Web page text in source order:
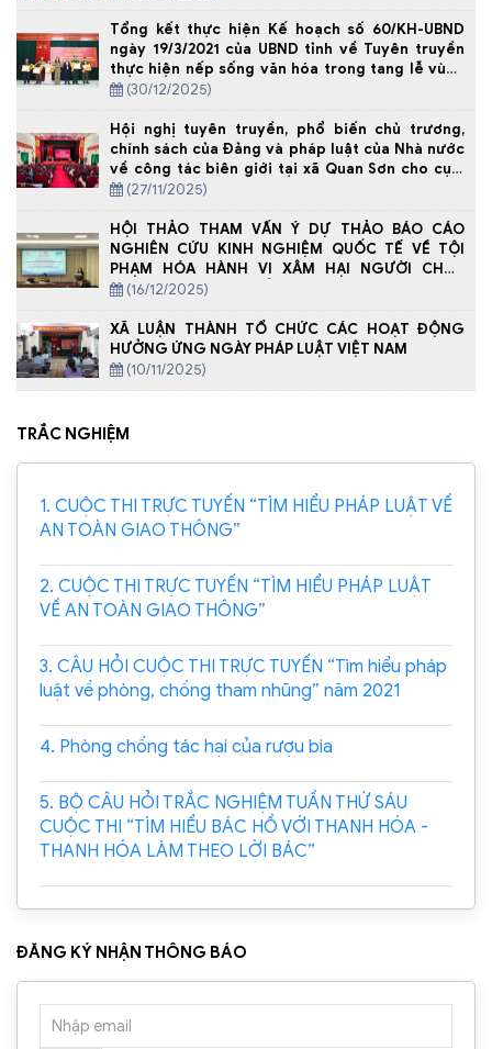
Tổng kết thực hiện Kế hoạch số 60/KH-UBND
ngày 19/3/2021 của UBND tỉnh về Tuyên truyền
thực hiện nếp sống văn hóa trong tang lễ vùng
đồng bào Mông tỉnh Thanh Hóa, giai đoạn 2021-
(30/12/2025)
Hội nghị tuyên truyền, phổ biến chủ trương,
chính sách của Đảng và pháp luật của Nhà nước
về công tác biên giới tại xã Quan Sơn cho cụm
08 xã biên giới tỉnh Thanh Hóa năm 2025
(27/11/2025)
HỘI THẢO THAM VẤN Ý DỰ THẢO BÁO CÁO
NGHIÊN CỨU KINH NGHIỆM QUỐC TẾ VỀ TỘI
PHẠM HÓA HÀNH VI XÂM HẠI NGƯỜI CHƯA
THÀNH NIÊN, BAO GỒM CẢ TRÊN MÔI TRƯỜNG
(16/12/2025)
XÃ LUẬN THÀNH TỔ CHỨC CÁC HOẠT ĐỘNG
HƯỞNG ỨNG NGÀY PHÁP LUẬT VIỆT NAM
(10/11/2025)
TRẮC NGHIỆM
1. CUỘC THI TRỰC TUYẾN “TÌM HIỂU PHÁP LUẬT VỀ
AN TOÀN GIAO THÔNG”
2. CUỘC THI TRỰC TUYẾN “TÌM HIỂU PHÁP LUẬT
VỀ AN TOÀN GIAO THÔNG”
3. CÂU HỎI CUỘC THI TRỰC TUYẾN “Tìm hiểu pháp
luật về phòng, chống tham nhũng” năm 2021
4. Phòng chống tác hại của rượu bia
5. BỘ CÂU HỎI TRẮC NGHIỆM TUẦN THỨ SÁU
CUỘC THI “TÌM HIỂU BÁC HỒ VỚI THANH HÓA -
THANH HÓA LÀM THEO LỜI BÁC”
ĐĂNG KÝ NHẬN THÔNG BÁO